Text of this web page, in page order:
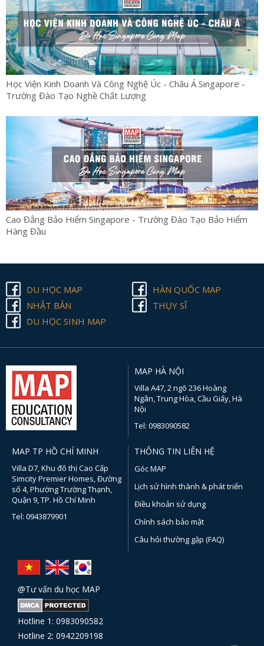
Học Viện Kinh Doanh Và Công Nghệ Úc - Châu Á Singapore -
Trường Đào Tạo Nghề Chất Lượng
Cao Đẳng Bảo Hiểm Singapore - Trường Đào Tạo Bảo Hiểm
Hàng Đầu
DU HỌC MAP
HÀN QUỐC MAP
NHẬT BẢN
THỤY SĨ
DU HỌC SINH MAP
MAP HÀ NỘI
Villa A47, 2 ngõ 236 Hoàng
Ngân, Trung Hòa, Cầu Giấy, Hà
Nội
Tel: 0983090582
MAP TP HỒ CHÍ MINH
Villa D7, Khu đô thị Cao Cấp
Simcity Premier Homes, Đường
số 4, Phường Trường Thạnh,
Quận 9, TP. Hồ Chí Minh
Tel: 0943879901
THÔNG TIN LIÊN HỆ
Góc MAP
Lịch sử hình thành & phát triển
Điều khoản sử dụng
Chính sách bảo mật
Câu hỏi thường gặp (FAQ)
@Tư vấn du học MAP
Hotline 1: 0983090582
Hotline 2: 0942209198